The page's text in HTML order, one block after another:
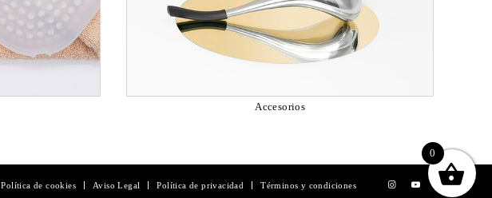
Accesorios
Política de cookies Aviso Legal Política de privacidad Términos y condiciones
0